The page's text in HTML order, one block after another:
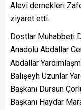
Alevi dernekleri
ziyaret etti.
Dostlar Muhabbeti
Anadolu Abdallar
Abdallar
Balışeyh Uzunlar
Başkanı Dursun
Başkanı Haydar